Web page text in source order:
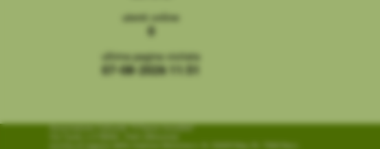
utenti online
0
ultima pagina visitata
07-08-2026 11:51
Associazione Culturale "Il Paese Invisibile"